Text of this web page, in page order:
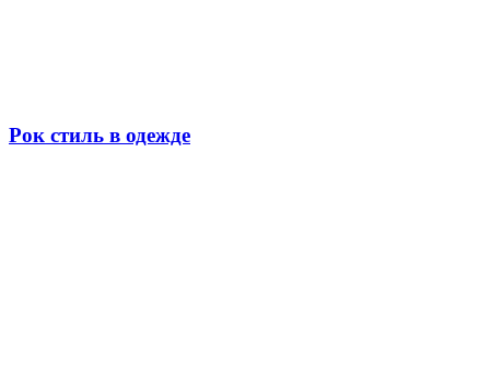
Рок стиль в одежде